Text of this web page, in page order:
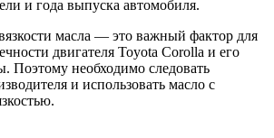
и года выпуска автомобиля.
масла — это важный фактор для
двигателя Toyota Corolla и его
Поэтому необходимо следовать
и использовать масло с